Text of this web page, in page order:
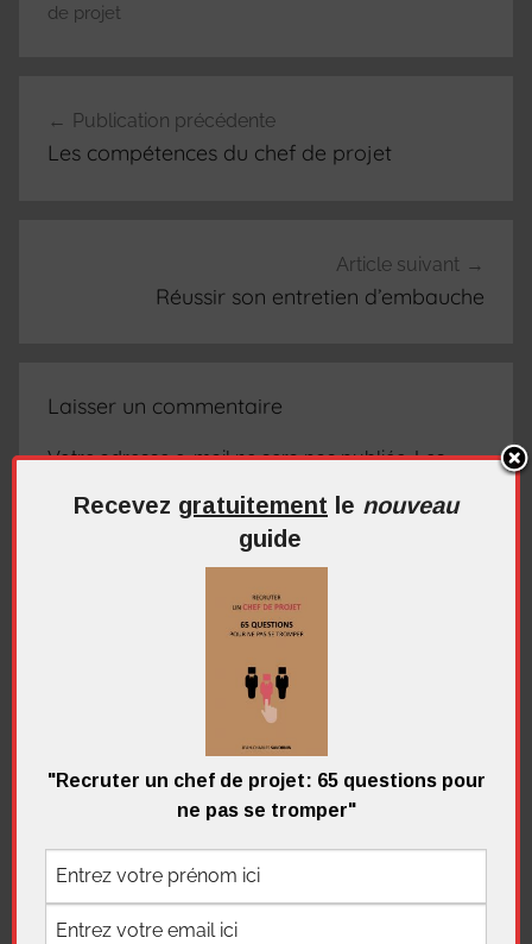
de projet
de
Publication précédente
Les compétences du chef de projet
Article suivant
Réussir son entretien d’embauche
Laisser un commentaire
Votre adresse e-mail ne sera pas publiée. Les
champs obligatoires sont indiqués avec
Nom*
Recevez gratuitement le nouveau
guide
"Recruter un chef de projet: 65 questions pour
ne pas se tromper"